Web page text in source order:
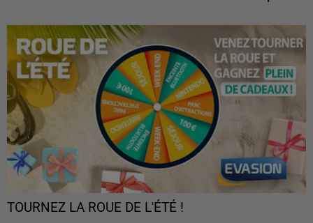
TOURNEZ LA ROUE DE L'ÉTÉ !